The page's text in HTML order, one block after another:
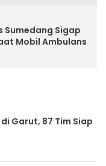
Sigap
Mobil Ambulans
Garut, 87 Tim Siap